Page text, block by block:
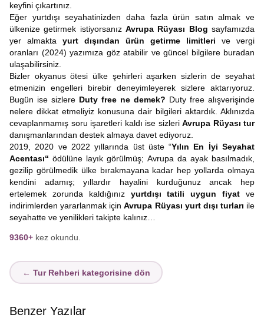
keyfini çıkartınız.
Eğer yurtdışı seyahatinizden daha fazla ürün satın almak ve
ülkenize getirmek istiyorsanız Avrupa Rüyası Blog sayfamızda
yer almakta yurt dışından ürün getirme limitleri ve vergi
oranları (2024) yazımıza göz atabilir ve güncel bilgilere buradan
ulaşabilirsiniz.
Bizler okyanus ötesi ülke şehirleri aşarken sizlerin de seyahat
etmenizin engelleri birebir deneyimleyerek sizlere aktarıyoruz.
Bugün ise sizlere Duty free ne demek? Duty free alışverişinde
nelere dikkat etmeliyiz konusuna dair bilgileri aktardık. Aklınızda
cevaplanmamış soru işaretleri kaldı ise sizleri Avrupa Rüyası tur
danışmanlarından destek almaya davet ediyoruz.
2019, 2020 ve 2022 yıllarında üst üste “Yılın En İyi Seyahat
Acentası“ ödülüne layık görülmüş; Avrupa da ayak basılmadık,
gezilip görülmedik ülke bırakmayana kadar hep yollarda olmaya
kendini adamış; yıllardır hayalini kurduğunuz ancak hep
ertelemek zorunda kaldığınız yurtdışı tatili uygun fiyat ve
indirimlerden yararlanmak içinAvrupa Rüyası yurt dışı turları ile
seyahatte ve yenilikleri takipte kalınız…
9360+ kez okundu.
← Tur Rehberi kategorisine dön
Benzer Yazılar